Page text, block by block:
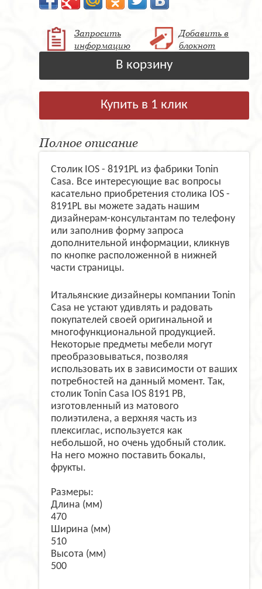
Запросить
информацию
Добавить в
блокнот
В корзину
Купить в 1 клик
Полное описание
Столик IOS - 8191PL из фабрики Tonin
Casa. Все интересующие вас вопросы
касательно приобретения столика IOS -
8191PL вы можете задать нашим
дизайнерам-консультантам по телефону
или заполнив форму запроса
дополнительной информации, кликнув
по кнопке расположенной в нижней
части страницы.
Итальянские дизайнеры компании Tonin
Casa не устают удивлять и радовать
покупателей своей оригинальной и
многофункциональной продукцией.
Некоторые предметы мебели могут
преобразовываться, позволяя
использовать их в зависимости от ваших
потребностей на данный момент. Так,
столик Tonin Casa IOS 8191 PB,
изготовленный из матового
полиэтилена, а верхняя часть из
плексиглас, используется как
небольшой, но очень удобный столик.
На него можно поставить бокалы,
фрукты.
Размеры:
Длина (мм)
470
Ширина (мм)
510
Высота (мм)
500